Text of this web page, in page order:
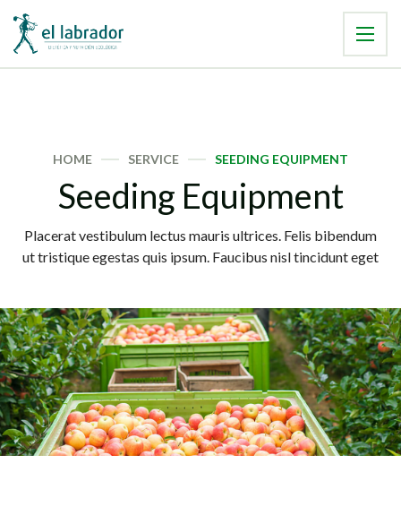
HOME SERVICE SEEDING EQUIPMENT
Seeding Equipment
Placerat vestibulum lectus mauris ultrices. Felis bibendum
ut tristique egestas quis ipsum. Faucibus nisl tincidunt eget